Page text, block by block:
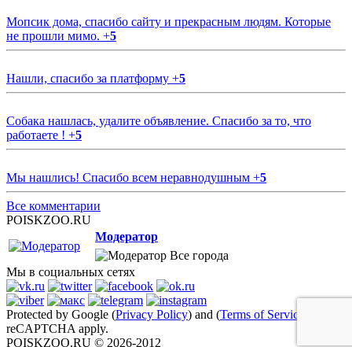
Мопсик дома, спасибо сайту и прекрасным людям. Которые
не прошли мимо. +5
Нашли, спасибо за платформу +5
Собака нашлась, удалите объявление. Спасибо за то, что
работаете ! +5
Мы нашлись! Спасибо всем неравнодушным +5
Все комментарии
POISKZOO.RU
Модератор
Все города
Мы в социальных сетях
Protected by Google (Privacy Policy) and (Terms of Service
reCAPTCHA apply.
POISKZOO.RU © 2026-2012